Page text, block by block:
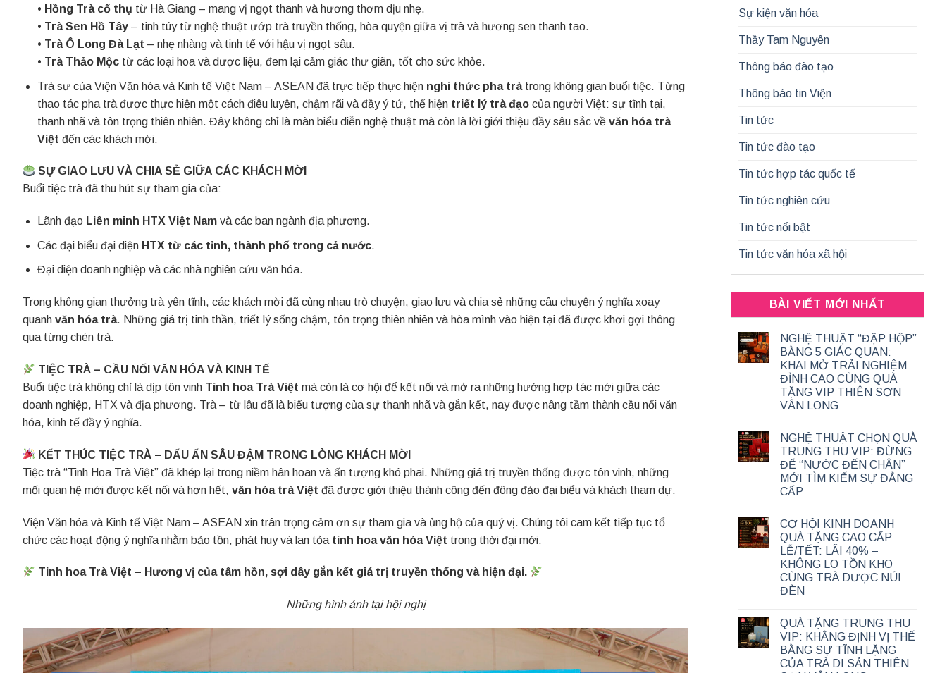
• Hồng Trà cổ thụ từ Hà Giang – mang vị ngọt thanh và hương thơm dịu nhẹ.
• Trà Sen Hồ Tây– tinh túy từ nghệ thuật ướp trà truyền thống, hòa quyện giữa vị trà và hương sen thanh tao.
• Trà Ô Long Đà Lạt – nhẹ nhàng và tinh tế với hậu vị ngọt sâu.
• Trà Thảo Mộctừ các loại hoa và dược liệu, đem lại cảm giác thư giãn, tốt cho sức khỏe.
Trà sư của Viện Văn hóa và Kinh tế Việt Nam – ASEAN đã trực tiếp thực hiện nghi thức pha tràtrong không gian buổi tiệc. Từng
thao tác pha trà được thực hiện một cách điêu luyện, chậm rãi và đầy ý tứ, thể hiện triết lý trà đạocủa người Việt: sự tĩnh tại,
thanh nhã và tôn trọng thiên nhiên. Đây không chỉ là màn biểu diễn nghệ thuật mà còn là lời giới thiệu đầy sâu sắc về văn hóa trà
Việt đến các khách mời.
SỰ GIAO LƯU VÀ CHIA SẺ GIỮA CÁC KHÁCH MỜI
Buổi tiệc trà đã thu hút sự tham gia của:
Lãnh đạo Liên minh HTX Việt Namvà các ban ngành địa phương.
Các đại biểu đại diện HTX từ các tỉnh, thành phố trong cả nước.
Đại diện doanh nghiệp và các nhà nghiên cứu văn hóa.
Trong không gian thưởng trà yên tĩnh, các khách mời đã cùng nhau trò chuyện, giao lưu và chia sẻ những câu chuyện ý nghĩa xoay
quanh văn hóa trà. Những giá trị tinh thần, triết lý sống chậm, tôn trọng thiên nhiên và hòa mình vào hiện tại đã được khơi gợi thông
qua từng chén trà.
TIỆC TRÀ – CẦU NỐI VĂN HÓA VÀ KINH TẾ
Buổi tiệc trà không chỉ là dịp tôn vinh Tinh hoa Trà Việt mà còn là cơ hội để kết nối và mở ra những hướng hợp tác mới giữa các
doanh nghiệp, HTX và địa phương. Trà – từ lâu đã là biểu tượng của sự thanh nhã và gắn kết, nay được nâng tầm thành cầu nối văn
hóa, kinh tế đầy ý nghĩa.
KẾT THÚC TIỆC TRÀ – DẤU ẤN SÂU ĐẬM TRONG LÒNG KHÁCH MỜI
Tiệc trà “Tinh Hoa Trà Việt” đã khép lại trong niềm hân hoan và ấn tượng khó phai. Những giá trị truyền thống được tôn vinh, những
mối quan hệ mới được kết nối và hơn hết, văn hóa trà Việt đã được giới thiệu thành công đến đông đảo đại biểu và khách tham dự.
Viện Văn hóa và Kinh tế Việt Nam – ASEAN xin trân trọng cảm ơn sự tham gia và ủng hộ của quý vị. Chúng tôi cam kết tiếp tục tổ
chức các hoạt động ý nghĩa nhằm bảo tồn, phát huy và lan tỏa tinh hoa văn hóa Việt trong thời đại mới.
Tinh hoa Trà Việt – Hương vị của tâm hồn, sợi dây gắn kết giá trị truyền thống và hiện đại.
Những hình ảnh tại hội nghị
Sự kiện văn hóa
Thầy Tam Nguyên
Thông báo đào tạo
Thông báo tin Viện
Tin tức
Tin tức đào tạo
Tin tức hợp tác quốc tế
Tin tức nghiên cứu
Tin tức nổi bật
Tin tức văn hóa xã hội
BÀI VIẾT MỚI NHẤT
NGHỆ THUẬT “ĐẬP HỘP”
BẰNG 5 GIÁC QUAN:
KHAI MỞ TRẢI NGHIỆM
ĐỈNH CAO CÙNG QUÀ
TẶNG VIP THIÊN SƠN
VÂN LONG
NGHỆ THUẬT CHỌN QUÀ
TRUNG THU VIP: ĐỪNG
ĐỂ “NƯỚC ĐẾN CHÂN”
MỚI TÌM KIẾM SỰ ĐẲNG
CẤP
CƠ HỘI KINH DOANH
QUÀ TẶNG CAO CẤP
LỄ/TẾT: LÃI 40% –
KHÔNG LO TỒN KHO
CÙNG TRÀ DƯỢC NÚI
ĐÈN
QUÀ TẶNG TRUNG THU
VIP: KHẲNG ĐỊNH VỊ THẾ
BẰNG SỰ TĨNH LẶNG
CỦA TRÀ DI SẢN THIÊN